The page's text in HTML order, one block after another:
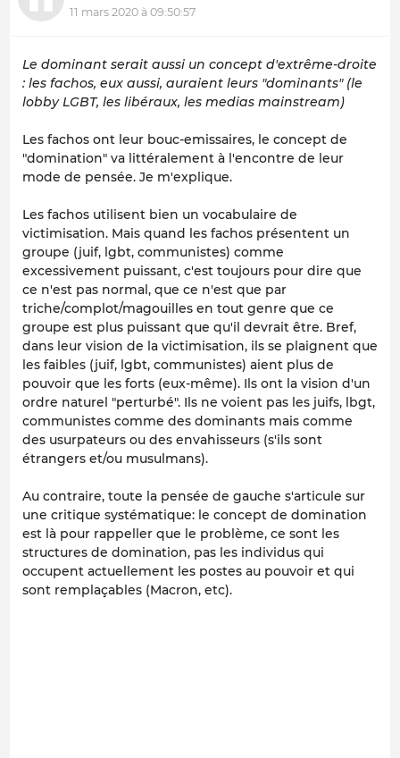
11 mars 2020 à 09:50:57
Le dominant serait aussi un concept d'extrême-droite
: les fachos, eux aussi, auraient leurs "dominants" (le
lobby LGBT, les libéraux, les medias mainstream)
Les fachos ont leur bouc-emissaires, le concept de
"domination" va littéralement à l'encontre de leur
mode de pensée. Je m'explique.
Les fachos utilisent bien un vocabulaire de
victimisation. Mais quand les fachos présentent un
groupe (juif, lgbt, communistes) comme
excessivement puissant, c'est toujours pour dire que
ce n'est pas normal, que ce n'est que par
triche/complot/magouilles en tout genre que ce
groupe est plus puissant que qu'il devrait être. Bref,
dans leur vision de la victimisation, ils se plaignent que
les faibles (juif, lgbt, communistes) aient plus de
pouvoir que les forts (eux-même). Ils ont la vision d'un
ordre naturel "perturbé". Ils ne voient pas les juifs, lbgt,
communistes comme des dominants mais comme
des usurpateurs ou des envahisseurs (s'ils sont
étrangers et/ou musulmans).
Au contraire, toute la pensée de gauche s'articule sur
une critique systématique: le concept de domination
est là pour rappeller que le problème, ce sont les
structures de domination, pas les individus qui
occupent actuellement les postes au pouvoir et qui
sont remplaçables (Macron, etc).